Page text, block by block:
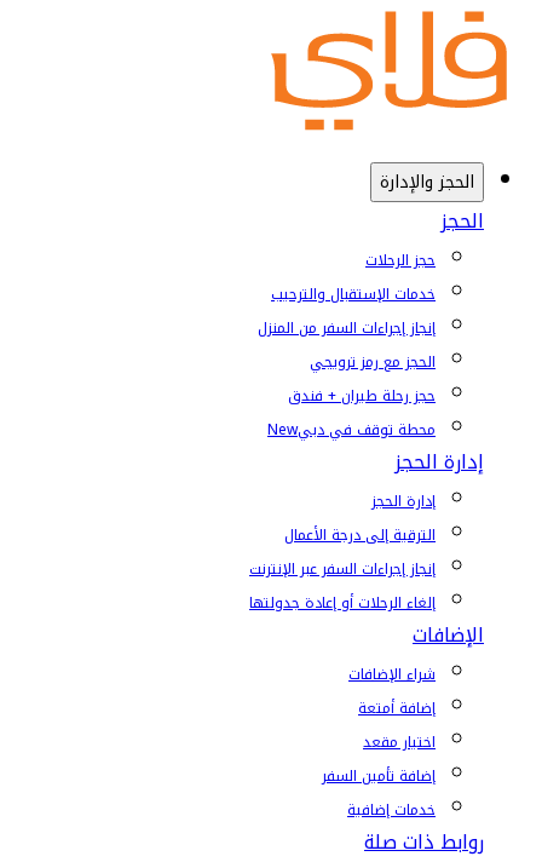
الحجز والإدارة
الحجز
حجز الرحلات
خدمات الإستقبال والترحيب
إنجاز إجراءات السفر من المنزل
الحجز مع رمز ترويجي
حجز رحلة طيران + فندق
محطة توقف في دبيNew
إدارة الحجز
إدارة الحجز
الترقية إلى درجة الأعمال
إنجاز إجراءات السفر عبر الإنترنت
إلغاء الرحلات أو إعادة جدولتها
الإضافات
شراء الإضافات
إضافة أمتعة
اختيار مقعد
إضافة تأمين السفر
خدمات إضافية
روابط ذات صلة